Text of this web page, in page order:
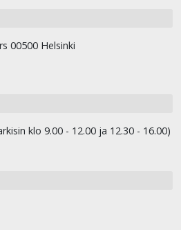
00500 Helsinki
klo 9.00 - 12.00 ja 12.30 - 16.00)